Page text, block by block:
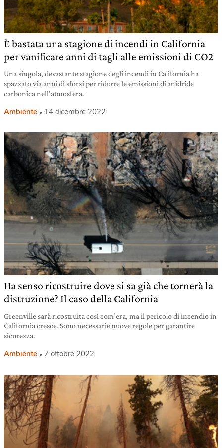
È bastata una stagione di incendi in California
per vanificare anni di tagli alle emissioni di CO2
Una singola, devastante stagione degli incendi in California ha
spazzato via anni di sforzi per ridurre le emissioni di anidride
carbonica nell’atmosfera.
Ambiente 14 dicembre 2022
Ha senso ricostruire dove si sa già che tornerà la
distruzione? Il caso della California
Greenville sarà ricostruita così com’era, ma il pericolo di incendio in
California cresce. Sono necessarie nuove regole per garantire
sicurezza.
Ambiente 7 ottobre 2022